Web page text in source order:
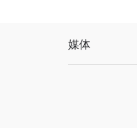
媒体